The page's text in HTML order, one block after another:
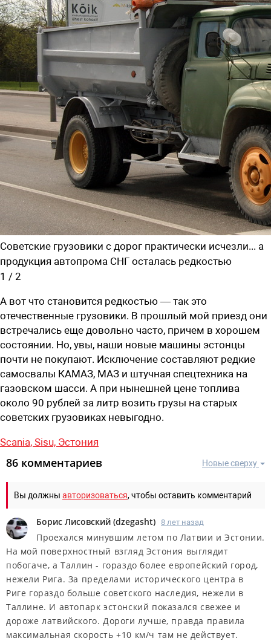
Советские грузовики с дорог практически исчезли... а
продукция автопрома СНГ осталась редкостью
1 / 2
А вот что становится редкостью — так это
отечественные грузовики. В прошлый мой приезд они
встречались еще довольно часто, причем в хорошем
состоянии. Но, увы, наши новые машины эстонцы
почти не покупают. Исключение составляют редкие
самосвалы КАМАЗ, МАЗ и штучная спецтехника на
газовском шасси. А при нынешней цене топлива
около 90 рублей за литр возить грузы на старых
советских грузовиках невыгодно.
Scania, Sisu, Эстония
Новые сверху
86 комментариев
Вы должны авторизоваться, чтобы оставить комментарий
Борис Лисовский (dzegasht) 8 лет назад
Проехался минувшим летом по Латвии и Эстонии.
На мой поверхностный взгляд Эстония выглядит
побогаче, а Таллин - гораздо более европейский город,
нежели Рига. За пределами исторического центра в
Риге гораздо больше советского наследия, нежели в
Таллине. И автопарк эстонский показался свежее и
дороже латвийского. Дороги лучше, правда правила
максимальная скорость +10 км/ч там не действует.